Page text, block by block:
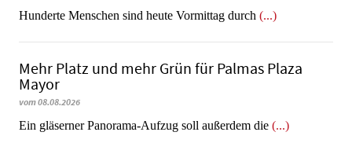
Hunderte Menschen sind heute Vormittag durch (...)
Mehr Platz und mehr Grün für Palmas Plaza
Mayor
vom 08.08.2026
Ein gläserner Panorama-Aufzug soll außerdem die (...)